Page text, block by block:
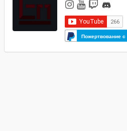
Пожертвование с